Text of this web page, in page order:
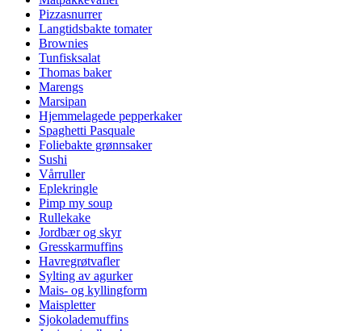
Pizzasnurrer
Langtidsbakte tomater
Brownies
Tunfisksalat
Thomas baker
Marengs
Marsipan
Hjemmelagede pepperkaker
Spaghetti Pasquale
Foliebakte grønnsaker
Sushi
Vårruller
Eplekringle
Pimp my soup
Rullekake
Jordbær og skyr
Gresskarmuffins
Havregrøtvafler
Sylting av agurker
Mais- og kyllingform
Maispletter
Sjokolademuffins